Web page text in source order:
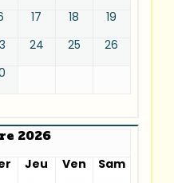
17 18
19
24 25
26
2026
Jeu Ven
Sam